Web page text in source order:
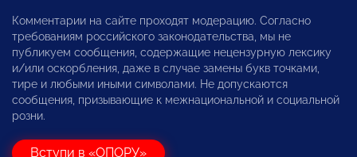
Комментарии на сайте проходят модерацию. Согласно
требованиям российского законодательства, мы не
публикуем сообщения, содержащие нецензурную лексику
и/или оскорбления, даже в случае замены букв точками,
тире и любыми иными символами. Не допускаются
сообщения, призывающие к межнациональной и социальной
розни.
Вступи в «ОПОРУ»